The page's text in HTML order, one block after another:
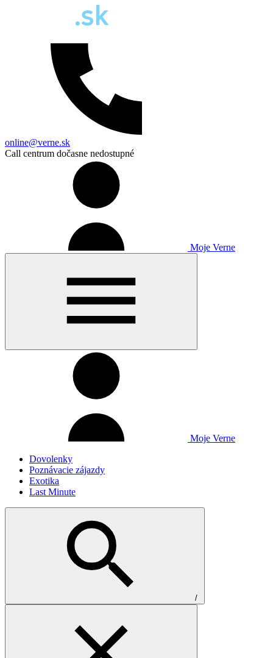
online@verne.sk
Call centrum dočasne nedostupné
Moje Verne
Moje Verne
Dovolenky
Poznávacie zájazdy
Exotika
Last Minute
/